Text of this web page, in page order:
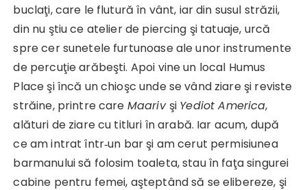
buclaţi, care le flutură în vânt, iar din susul străzii,
din nu ştiu ce atelier de piercing şi tatuaje, urcă
spre cer sune­tele furtunoase ale unor instrumente
de percuţie arăbeşti. Apoi vine un local Humus
Place şi încă un chioşc unde se vând ziare şi reviste
străine, printre care Maariv şi Yediot America,
alături de ziare cu titluri în arabă. Iar acum, după
ce am intrat într‑un bar şi am cerut permisiunea
barmanului să folosim toaleta, stau în faţa singurei
cabine pentru femei, aşteptând să se elibereze, şi